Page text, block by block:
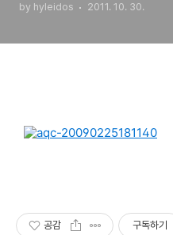
by hyleidos 2011. 10. 30.
공감 구독하기